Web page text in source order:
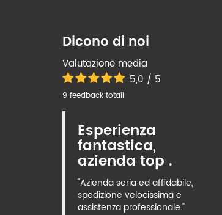
Dicono di noi
Valutazione media
5,0 / 5
9 feedback totali
Esperienza
fantastica,
azienda top .
"Azienda seria ed affidabile,
spedizione velocissima e
assistenza professionale."